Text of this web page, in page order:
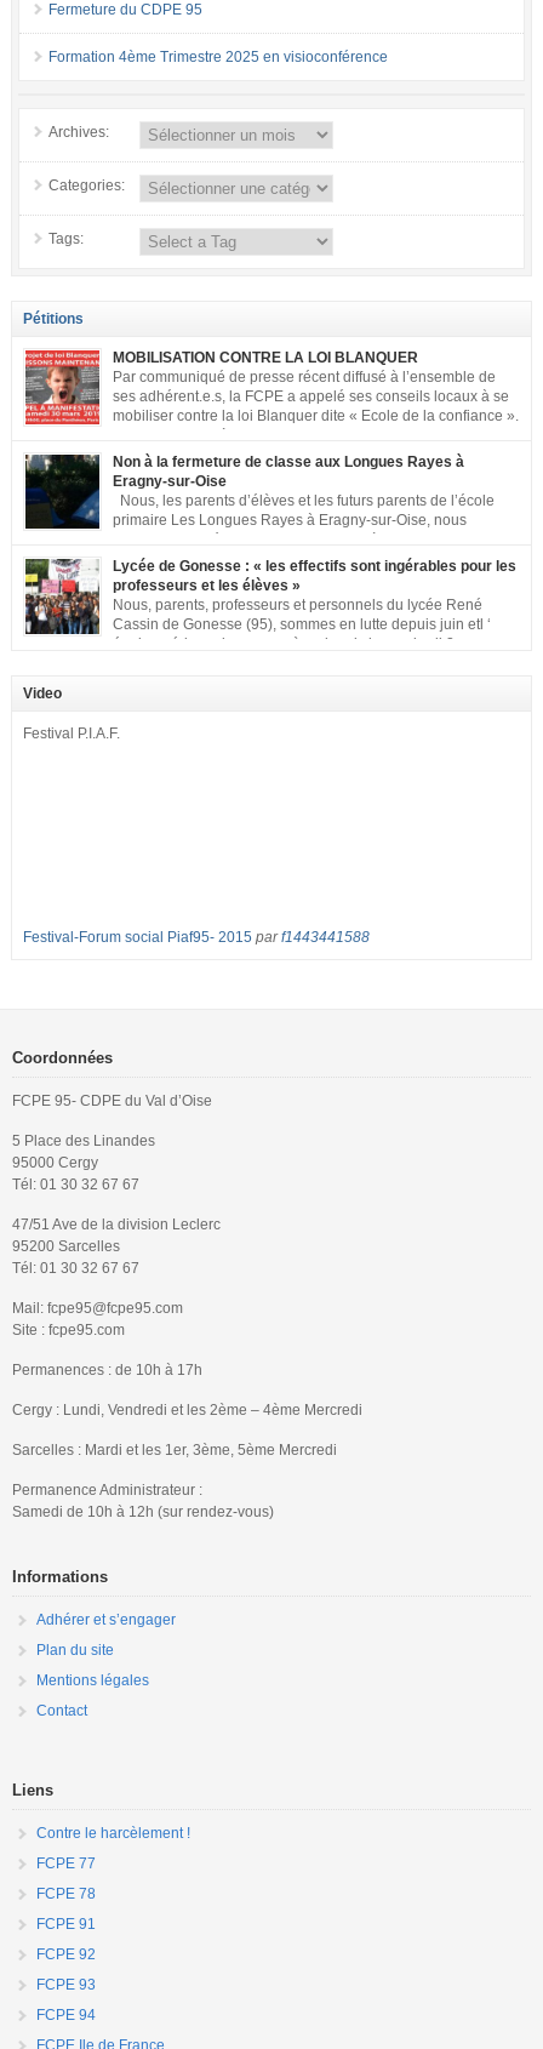
Fermeture du CDPE 95
Formation 4ème Trimestre 2025 en visioconférence
Archives:
Categories:
Tags:
Pétitions
MOBILISATION CONTRE LA LOI BLANQUER
Par communiqué de presse récent diffusé à l’ensemble de
ses adhérent.e.s, la FCPE a appelé ses conseils locaux à se
mobiliser contre la loi Blanquer dite « Ecole de la confiance ».
met à votre disposition ce kit de mobilisation comprenant : 1 affiche
appelant […]
Non à la fermeture de classe aux Longues Rayes à
Eragny-sur-Oise
Nous, les parents d’élèves et les futurs parents de l’école
primaire Les Longues Rayes à Eragny-sur-Oise, nous
classe aux Longues Rayes ». Non à la dégradation continue des conditions
d’accueil et d’apprentissage de nos enfants à l’école primaire. Chaque
enfant a droit à […]
Lycée de Gonesse : « les effectifs sont ingérables pour les
professeurs et les élèves »
Nous, parents, professeurs et personnels du lycée René
Cassin de Gonesse (95), sommes en lutte depuis juin etl ‘
équipe pédagogique en grève depuis le vendredi 2
nombreuses classes de première et […]
Video
Festival P.I.A.F.
Festival-Forum social Piaf95- 2015 parf1443441588
Coordonnées
FCPE 95- CDPE du Val d’Oise
5 Place des Linandes
95000 Cergy
Tél: 01 30 32 67 67
47/51 Ave de la division Leclerc
95200 Sarcelles
Tél: 01 30 32 67 67
Mail: fcpe95@fcpe95.com
Site : fcpe95.com
Permanences : de 10h à 17h
Cergy : Lundi, Vendredi et les 2ème – 4ème Mercredi
Sarcelles : Mardi et les 1er, 3ème, 5ème Mercredi
Permanence Administrateur :
Samedi de 10h à 12h (sur rendez-vous)
Informations
Adhérer et s’engager
Plan du site
Mentions légales
Contact
Liens
Contre le harcèlement !
FCPE 77
FCPE 78
FCPE 91
FCPE 92
FCPE 93
FCPE 94
FCPE Ile de France